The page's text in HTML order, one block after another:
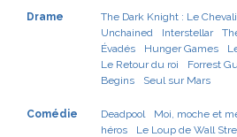
Drame The Dark Knight : Le
Unchained
Interstellar
Évadés
Hunger Games
Le Retour du roi
Forrest
Begins
Seul sur Mars
Comédie Deadpool Moi, moche et
héros
Le Loup de Wall